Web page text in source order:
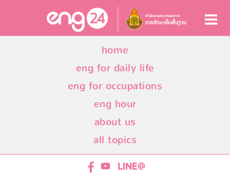
home
eng for daily life
eng for occupations
eng hour
about us
all topics